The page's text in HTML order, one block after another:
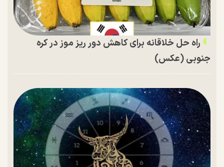
راه حل خلاقانه برای کاهش دور ریز موز در کره
جنوبی (عکس)